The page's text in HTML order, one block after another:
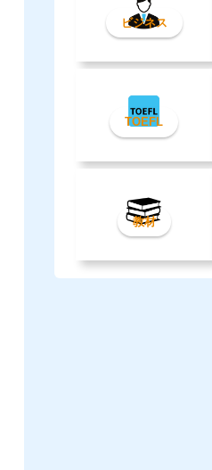
ビジネス
TOEFL
教材